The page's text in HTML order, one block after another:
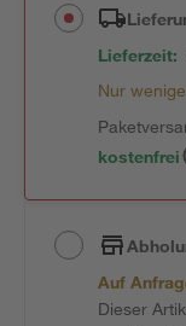
Lieferzeit:
Nur
kostenfrei
Auf
Dieser